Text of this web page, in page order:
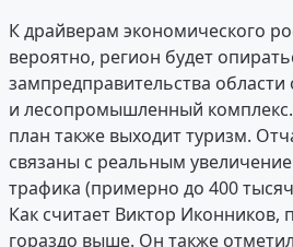
К драйверам экономического
вероятно, регион будет
зампредправительства области
и лесопромышленный
план также выходит туризм.
связаны с реальным
трафика (примерно до 400
Как считает Виктор Иконников,
гораздо выше. Он также